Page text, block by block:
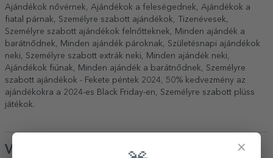
Ajándékok nővérnek, Ajándékok a feleségednek, Ajándékok a
fiatal párnak, Személyre szabott ajándékok, Tizenévesek,
Személyre szabott ajándékok felnőtteknek, Minden ajándék a
barátnődnek, Minden ajándék pároknak, Születésnapi ajándékok
neki, Személyre szabott extrák neki, Minden ajándék neki,
Ajándékok fiúnak, Minden ajándék a barátnődnek, Személyre
szabott ajándékok - Fekete péntek 2024, 50% kedvezmény az
ajándékokra a 2024-es Black Friday-en, Személyre szabott plüss
játékok.
Vélemények ) ×